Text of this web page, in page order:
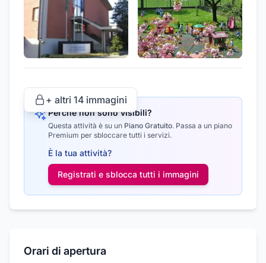
+ altri 14 immagini
Perché non sono visibili?
Questa attività è su un Piano Gratuito. Passa a un piano
Premium per sbloccare tutti i servizi.
È la tua attività?
Registrati e sblocca tutti i immagini
Orari di apertura